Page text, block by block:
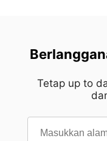
Tetap up to